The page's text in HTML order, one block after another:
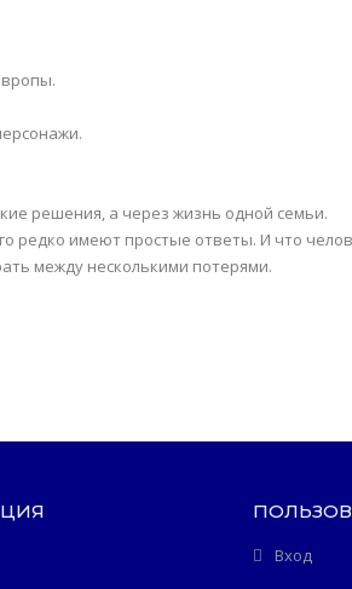
решения, а через жизнь одной семьи.
имеют простые ответы. И что
между несколькими потерями.
Вход